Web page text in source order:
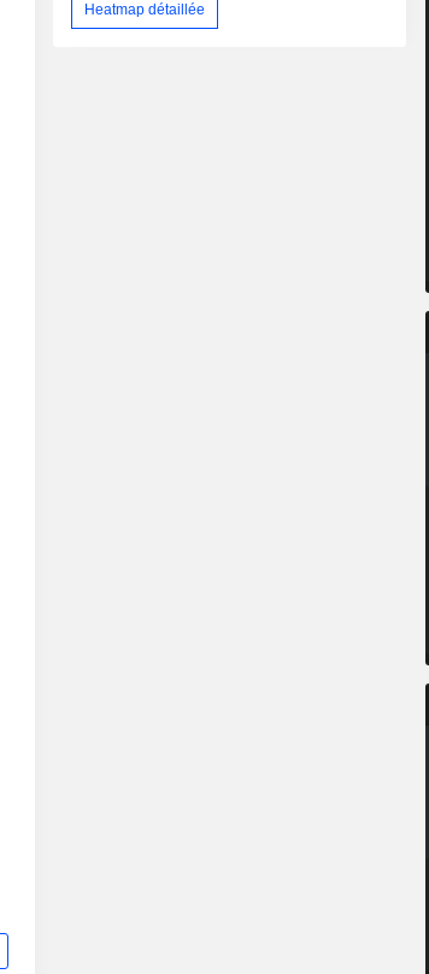
Heatmap détaillée